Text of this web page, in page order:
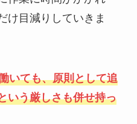
け目減りしていきま
いても、原則として追
いう厳しさも併せ持っ